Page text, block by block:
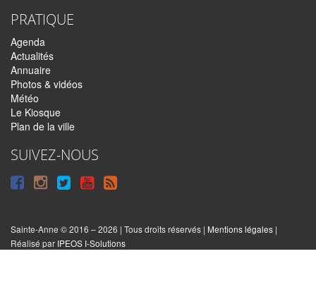
PRATIQUE
Agenda
Actualités
Annuaire
Photos & vidéos
Météo
Le Kiosque
Plan de la ville
SUIVEZ-NOUS
Suivre
Facebook
Suivre
Instagram
Suivre
Twitter
Syndiquer
le
site
Sainte-Anne © 2016 – 2026 | Tous droits réservés | Mentions légales |
Réalisé par IPEOS I-Solutions
Réinitialiser